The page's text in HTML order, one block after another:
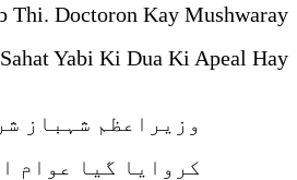
Thi. Doctoron Kay Mushwaray
Yabi Ki Dua Ki Apeal Hay.
وزیراعظم شہباز
کروایا گیا عوام